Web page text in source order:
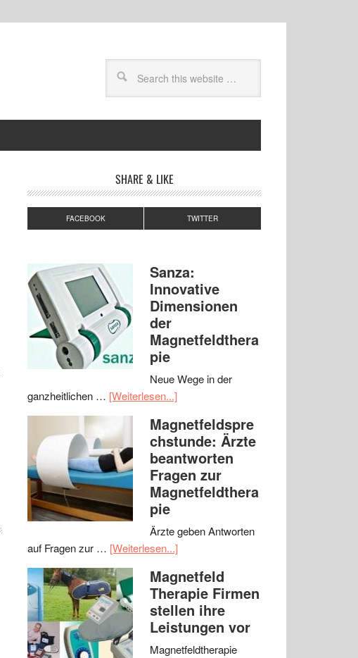
SHARE & LIKE
FACEBOOK TWITTER
Sanza:
Innovative
Dimensionen
der
Magnetfeldthera
pie
Neue Wege in der
ganzheitlichen … [Weiterlesen...]
Magnetfeldspre
chstunde: Ärzte
beantworten
Fragen zur
Magnetfeldthera
pie
Ärzte geben Antworten
auf Fragen zur … [Weiterlesen...]
Magnetfeld
Therapie Firmen
stellen ihre
Leistungen vor
Magnetfeldtherapie